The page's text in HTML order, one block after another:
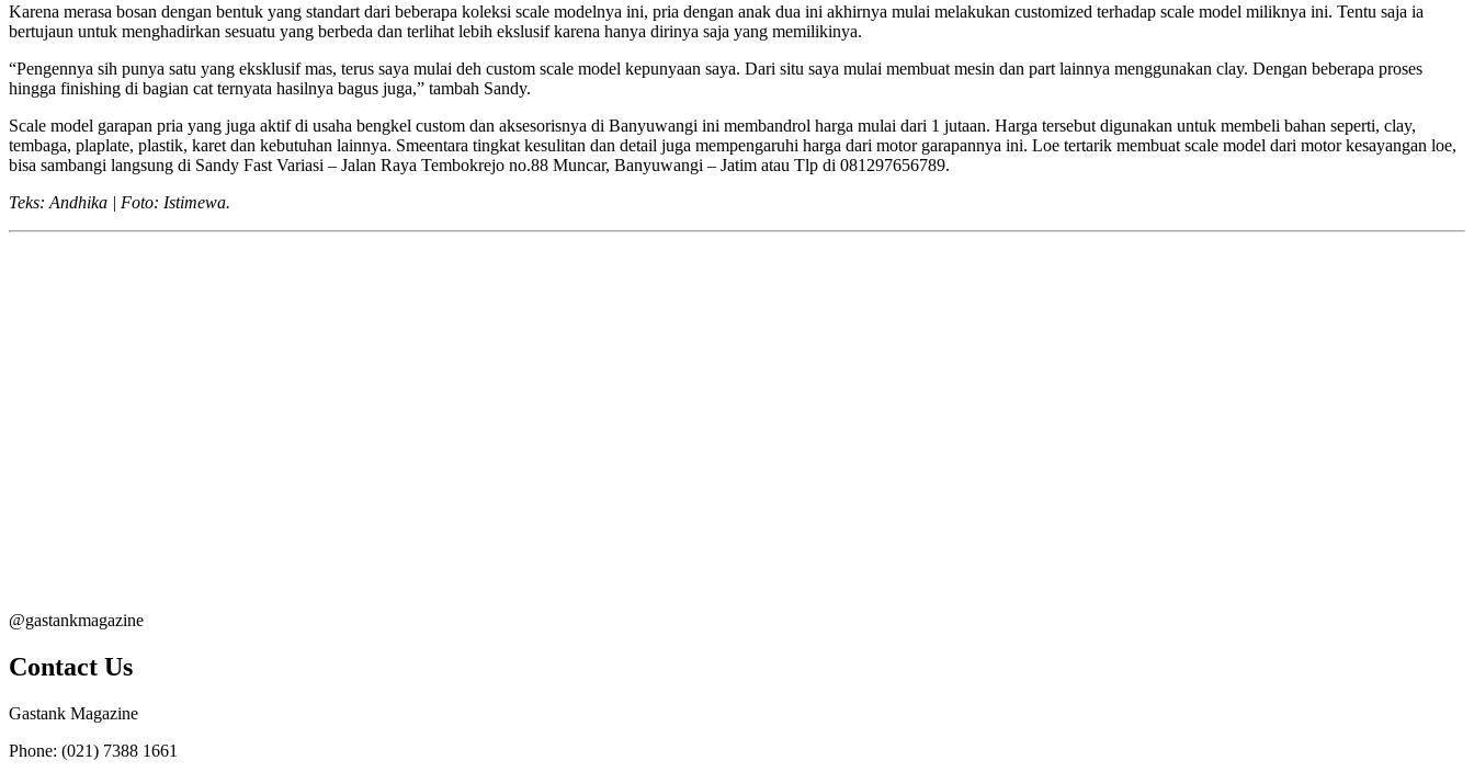
Karena merasa bosan dengan bentuk yang standart dari beberapa koleksi scale modelnya ini, pria dengan anak dua ini akhirnya mulai melakukan customized terhadap scale model miliknya ini. Tentu saja ia
bertujaun untuk menghadirkan sesuatu yang berbeda dan terlihat lebih ekslusif karena hanya dirinya saja yang memilikinya.
“Pengennya sih punya satu yang eksklusif mas, terus saya mulai deh custom scale model kepunyaan saya. Dari situ saya mulai membuat mesin dan part lainnya menggunakan clay. Dengan beberapa proses
hingga finishing di bagian cat ternyata hasilnya bagus juga,” tambah Sandy.
Scale model garapan pria yang juga aktif di usaha bengkel custom dan aksesorisnya di Banyuwangi ini membandrol harga mulai dari 1 jutaan. Harga tersebut digunakan untuk membeli bahan seperti, clay,
tembaga, plaplate, plastik, karet dan kebutuhan lainnya. Smeentara tingkat kesulitan dan detail juga mempengaruhi harga dari motor garapannya ini. Loe tertarik membuat scale model dari motor kesayangan loe,
bisa sambangi langsung di Sandy Fast Variasi – Jalan Raya Tembokrejo no.88 Muncar, Banyuwangi – Jatim atau Tlp di 081297656789.
Teks: Andhika | Foto: Istimewa.
@gastankmagazine
Contact Us
Gastank Magazine
Phone: (021) 7388 1661